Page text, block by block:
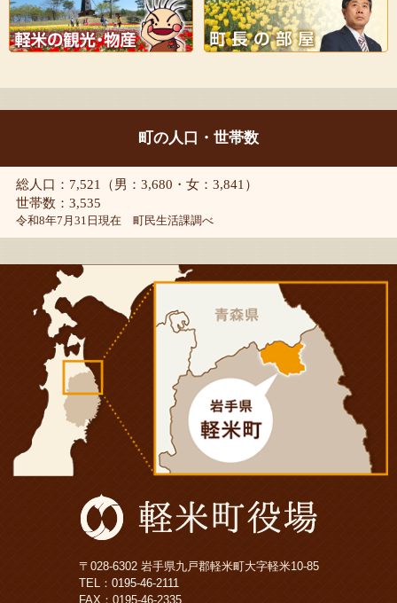
町の人口・世帯数
総人口：7,521（男：3,680・女：3,841）
世帯数：3,535
令和8年7月31日現在 町民生活課調べ
〒028-6302 岩手県九戸郡軽米町大字軽米10-85
TEL： 0195-46-2111
FAX：0195-46-2335